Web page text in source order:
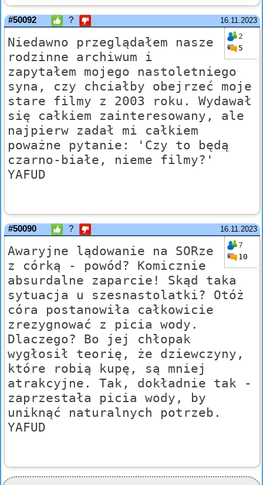
16.11.2023
#50092 ?
2
5
Niedawno przeglądałem nasze
rodzinne archiwum i
zapytałem mojego nastoletniego
syna, czy chciałby obejrzeć moje
stare filmy z 2003 roku. Wydawał
się całkiem zainteresowany, ale
najpierw zadał mi całkiem
poważne pytanie: 'Czy to będą
czarno-białe, nieme filmy?'
YAFUD
16.11.2023
#50090 ?
7
10
Awaryjne lądowanie na SORze
z córką - powód? Komicznie
absurdalne zaparcie! Skąd taka
sytuacja u szesnastolatki? Otóż
córa postanowiła całkowicie
zrezygnować z picia wody.
Dlaczego? Bo jej chłopak
wygłosił teorię, że dziewczyny,
które robią kupę, są mniej
atrakcyjne. Tak, dokładnie tak -
zaprzestała picia wody, by
uniknąć naturalnych potrzeb.
YAFUD